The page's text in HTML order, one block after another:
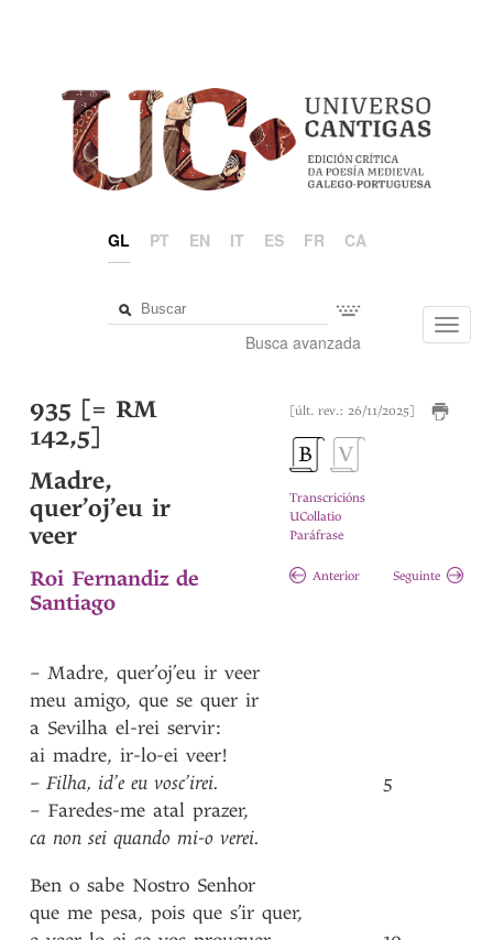
GL PT EN IT ES FR CA
Busca avanzada
[últ. rev.: 26/11/2025]
Transcricións
UCollatio
Paráfrase
Anterior Seguinte
935 [= RM
142,5]
Madre,
quer’oj’eu ir
veer
Roi Fernandiz de
Santiago
– Madre, quer’oj’eu ir veer
meu amigo, que se quer ir
a Sevilha el-rei servir:
ai madre, ir-lo-ei veer!
– Filha, id’e eu vosc’irei.
– Faredes-me atal prazer,
ca non sei quando mi-o verei.
Ben o sabe Nostro Senhor
que me pesa, pois que s’ir quer,
5